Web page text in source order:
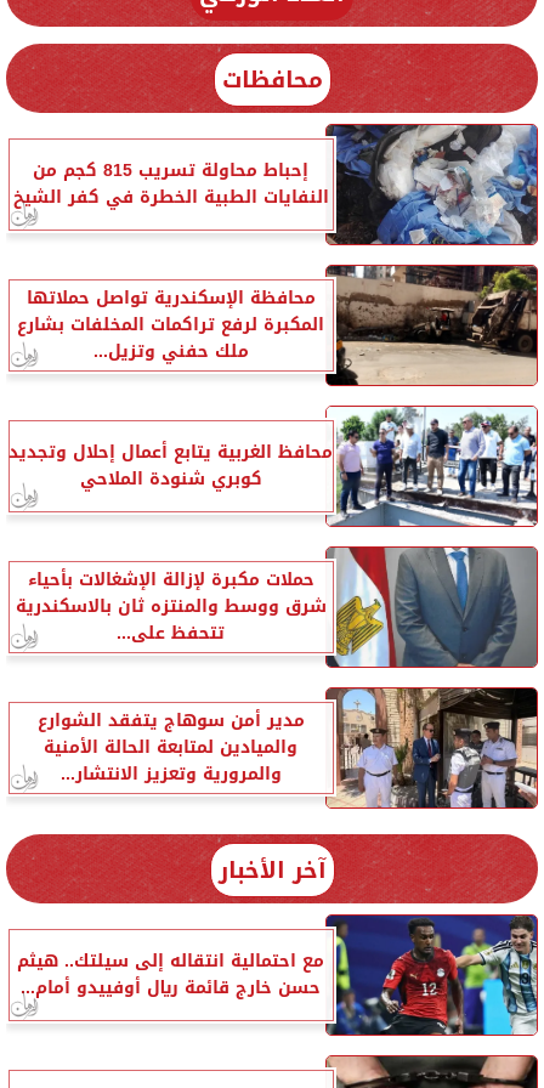
محافظات
إحباط محاولة تسريب 815 كجم من
النفايات الطبية الخطرة في كفر الشيخ
محافظة الإسكندرية تواصل حملاتها
المكبرة لرفع تراكمات المخلفات بشارع
ملك حفني وتزيل...
محافظ الغربية يتابع أعمال إحلال وتجديد
كوبري شنودة الملاحي
حملات مكبرة لإزالة الإشغالات بأحياء
شرق ووسط والمنتزه ثان بالاسكندرية
تتحفظ على...
مدير أمن سوهاج يتفقد الشوارع
والميادين لمتابعة الحالة الأمنية
والمرورية وتعزيز الانتشار...
آخر الأخبار
مع احتمالية انتقاله إلى سيلتك.. هيثم
حسن خارج قائمة ريال أوفييدو أمام...